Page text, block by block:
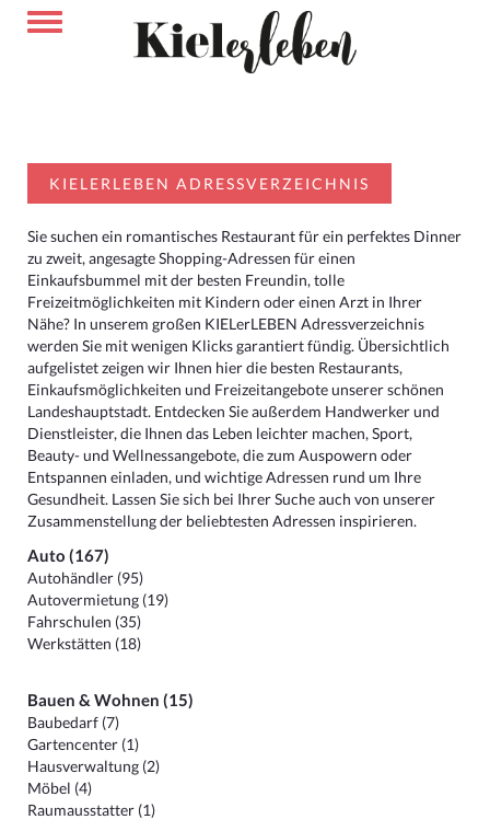
KIELERLEBEN ADRESSVERZEICHNIS
Sie suchen ein romantisches Restaurant für ein perfektes Dinner
zu zweit, angesagte Shopping-Adressen für einen
Einkaufsbummel mit der besten Freundin, tolle
Freizeitmöglichkeiten mit Kindern oder einen Arzt in Ihrer
Nähe? In unserem großen KIELerLEBEN Adressverzeichnis
werden Sie mit wenigen Klicks garantiert fündig. Übersichtlich
aufgelistet zeigen wir Ihnen hier die besten Restaurants,
Einkaufsmöglichkeiten und Freizeitangebote unserer schönen
Landeshauptstadt. Entdecken Sie außerdem Handwerker und
Dienstleister, die Ihnen das Leben leichter machen, Sport,
Beauty- und Wellnessangebote, die zum Auspowern oder
Entspannen einladen, und wichtige Adressen rund um Ihre
Gesundheit. Lassen Sie sich bei Ihrer Suche auch von unserer
Zusammenstellung der beliebtesten Adressen inspirieren.
Auto (167)
Autohändler (95)
Autovermietung (19)
Fahrschulen (35)
Werkstätten (18)
Bauen & Wohnen (15)
Baubedarf (7)
Gartencenter (1)
Hausverwaltung (2)
Möbel (4)
Raumausstatter (1)